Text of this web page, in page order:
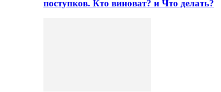
поступков. Кто виноват? и Что делать?